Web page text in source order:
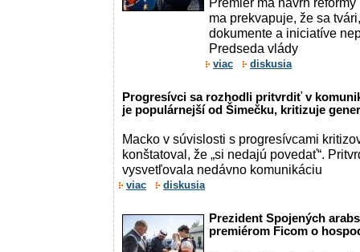
ma prekvapuje, že sa
dokumente a iniciatíve
Predseda vlády
viac diskusia
Progresívci sa rozhodli pritvrdiť v
je populárnejší od Šimečku, kritizuje
Macko v súvislosti s progresívcami
konštatoval, že „si nedajú povedať“.
vysvetľovala nedávno komunikáciu
viac diskusia
Prezident Spojených
premiérom Ficom o